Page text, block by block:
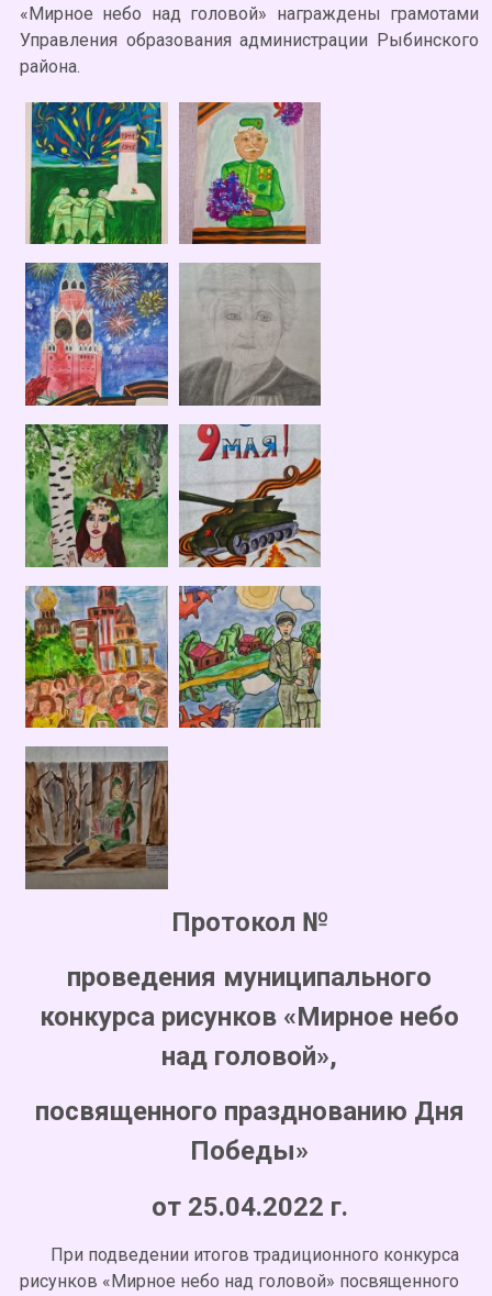
«Мирное небо над головой» награждены грамотами
Управления образования администрации Рыбинского
района.
Протокол №
проведения муниципального
конкурса рисунков «Мирное небо
над головой»,
посвященного празднованию Дня
Победы»
от 25.04.2022 г.
При подведении итогов традиционного конкурса
рисунков «Мирное небо над головой» посвященного